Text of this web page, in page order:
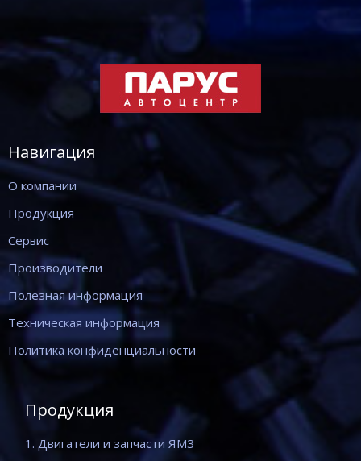
Навигация
О компании
Продукция
Сервис
Производители
Полезная информация
Техническая информация
Политика конфиденциальности
Продукция
1. Двигатели и запчасти ЯМЗ